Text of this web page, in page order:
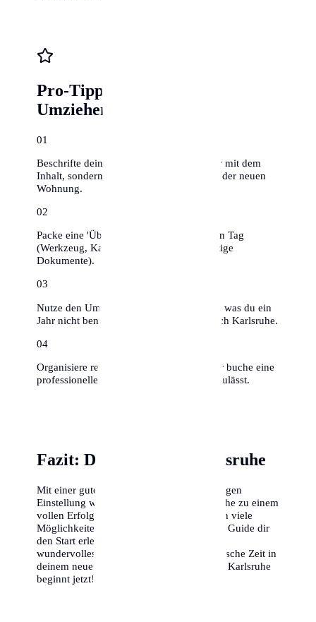
Pro-Tipps für stressfreies
Umziehen
01
Beschrifte deine Umzugskartons nicht nur mit dem
Inhalt, sondern auch mit dem Zielraum in der neuen
Wohnung.
02
Packe eine 'Überlebenskiste' für den ersten Tag
(Werkzeug, Kaffee, Toilettenpapier, wichtige
Dokumente).
03
Nutze den Umzug zum Ausmisten – alles, was du ein
Jahr nicht benutzt hast, muss nicht mit nach Karlsruhe.
04
Organisiere rechtzeitig Umzugshelfer oder buche eine
professionelle Firma, falls das Budget es zulässt.
Fazit: Dein Erfolg in Karlsruhe
Mit einer guten Vorbereitung und der richtigen
Einstellung wird dein Umzug nach Karlsruhe zu einem
vollen Erfolg. Die Stadt bietet dir unendlich viele
Möglichkeiten, und wir hoffen, dass dieser Guide dir
den Start erleichtert. Wir wünschen dir ein
wundervolles Ankommen und eine fantastische Zeit in
deinem neuen Zuhause. Dein Abenteuer in Karlsruhe
beginnt jetzt!